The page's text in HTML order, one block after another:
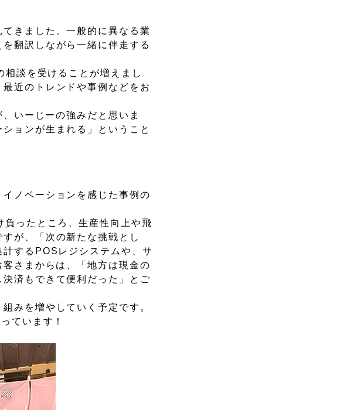
きました。一般的に異なる業
翻訳しながら一緒に伴走する
談を受けることが増えまし
近のトレンドや事例などをお
いーじーの強みだと思いま
ョンが生まれる」ということ
ノベーションを感じた事例の
ったところ、生産性向上や飛
が、「次の新たな挑戦とし
するPOSレジシステムや、サ
さまからは、「地方は現金の
済もできて便利だった」とご
みを増やしていく予定です。
ています！